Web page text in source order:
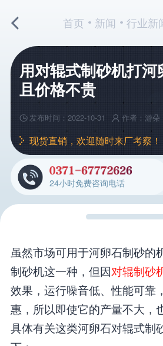
首页 新闻 行业新
用对辊式制砂机打
且价格不贵
发布时间：2022-10-31 作者：游朵
现货直销，欢迎随时来厂考察！
24小时免费咨询电话
虽然市场可用于河卵石制砂的
制砂机这一种，但因对辊制砂
效果，运行噪音低、性能可靠
惠，所以即使它的产量不大，
具体有关这类河卵石对辊式制